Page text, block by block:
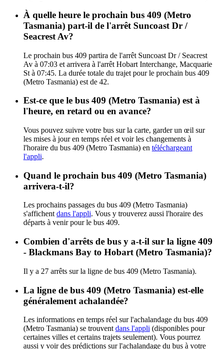
À quelle heure le prochain bus 409 (Metro
Tasmania) part-il de l'arrêt Suncoast Dr /
Seacrest Av?
Le prochain bus 409 partira de l'arrêt Suncoast Dr / Seacrest
Av à 07:03 et arrivera à l'arrêt Hobart Interchange, Macquarie
St à 07:45. La durée totale du trajet pour le prochain bus 409
(Metro Tasmania) est de 42.
Est-ce que le bus 409 (Metro Tasmania) est à
l'heure, en retard ou en avance?
Vous pouvez suivre votre bus sur la carte, garder un œil sur
les mises à jour en temps réel et voir les changements à
l'horaire du bus 409 (Metro Tasmania) en téléchargeant
l'appli.
Quand le prochain bus 409 (Metro Tasmania)
arrivera-t-il?
Les prochains passages du bus 409 (Metro Tasmania)
s'affichent dans l'appli. Vous y trouverez aussi l'horaire des
départs à venir pour le bus 409.
Combien d'arrêts de bus y a-t-il sur la ligne 409
- Blackmans Bay to Hobart (Metro Tasmania)?
Il y a 27 arrêts sur la ligne de bus 409 (Metro Tasmania).
La ligne de bus 409 (Metro Tasmania) est-elle
généralement achalandée?
Les informations en temps réel sur l'achalandage du bus 409
(Metro Tasmania) se trouvent dans l'appli (disponibles pour
certaines villes et certains trajets seulement). Vous pourrez
aussi y voir des prédictions sur l'achalandage du bus à votre